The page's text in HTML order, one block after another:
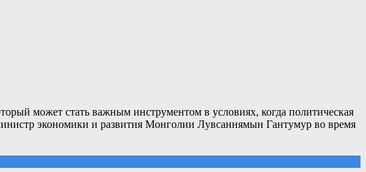
может стать важным инструментом в условиях, когда политическая
экономики и развития Монголии Лувсаннямын Гантумур во время